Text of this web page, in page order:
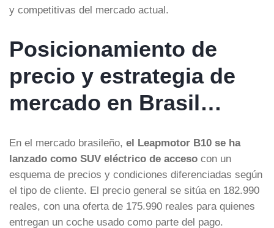
y competitivas del mercado actual.
Posicionamiento de
precio y estrategia de
mercado en Brasil…
En el mercado brasileño, el Leapmotor B10 se ha
lanzado como SUV eléctrico de acceso con un
esquema de precios y condiciones diferenciadas según
el tipo de cliente. El precio general se sitúa en 182.990
reales, con una oferta de 175.990 reales para quienes
entregan un coche usado como parte del pago.